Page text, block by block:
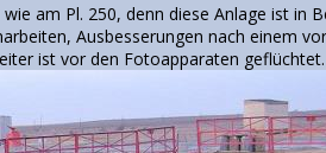
am Pl. 250, denn diese Anlage ist in
Ausbesserungen nach einem
ist vor den Fotoapparaten geflüchtet.